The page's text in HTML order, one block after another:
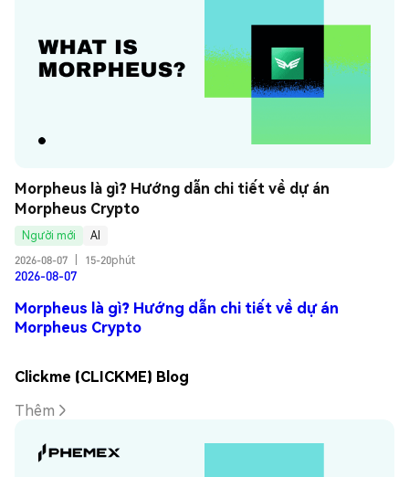
Morpheus là gì? Hướng dẫn chi tiết về dự án
Morpheus Crypto
Người mới
AI
2026-08-07
15-20phút
2026-08-07
Morpheus là gì? Hướng dẫn chi tiết về dự án
Morpheus Crypto
Clickme (CLICKME) Blog
Thêm